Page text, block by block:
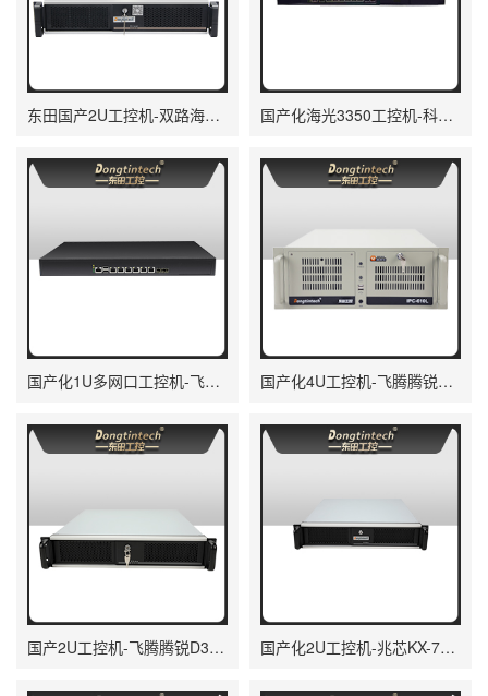
东田国产2U工控机-双路海光3350工业电脑|DT-61025-C350MAL4 国产化海光3350工控机-科研单位数据工控电脑|DT-164-NHG
国产化1U多网口工控机-飞腾低功耗网络安全主机|DT-162-GE2KQ 国产化4U工控机-飞腾腾锐D3000主机-兼容麒麟V10|DT-610L-TD3KMB
国产2U工控机-飞腾腾锐D3000处理器主机-工控机厂家|DT-61025-TD3KMB 国产化2U工控机-兆芯KX-7000三显输出|智能交通边缘计算主机|DT-61025-MKX7KMB